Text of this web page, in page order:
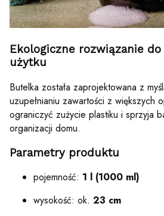
Ekologiczne rozwiązanie
użytku
Butelka została zaprojektowana z
uzupełnianiu zawartości z większych
ograniczyć zużycie plastiku i sprzyja
organizacji domu.
Parametry produktu
pojemność: 1 l (1000 ml)
wysokość: ok. 23 cm